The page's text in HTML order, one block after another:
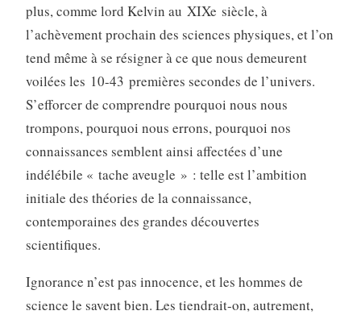
plus, comme lord Kelvin au XIXe siècle, à
l’achèvement prochain des sciences physiques, et l’on
tend même à se résigner à ce que nous demeurent
voilées les 10-43 premières secondes de l’univers.
S’efforcer de comprendre pourquoi nous nous
trompons, pourquoi nous errons, pourquoi nos
connaissances semblent ainsi affectées d’une
indélébile « tache aveugle » : telle est l’ambition
initiale des théories de la connaissance,
contemporaines des grandes découvertes
scientifiques.
Ignorance n’est pas innocence, et les hommes de
science le savent bien. Les tiendrait-on, autrement,